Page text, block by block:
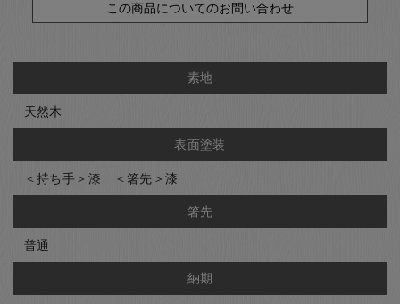
この商品についてのお問い合わせ
素地
天然木
表面塗装
＜持ち手＞漆 ＜箸先＞漆
箸先
普通
納期